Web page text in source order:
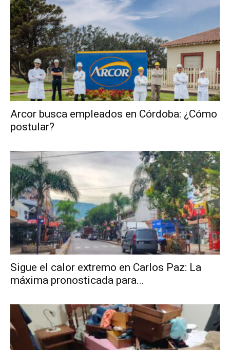
Arcor busca empleados en Córdoba: ¿Cómo
postular?
Sigue el calor extremo en Carlos Paz: La
máxima pronosticada para...